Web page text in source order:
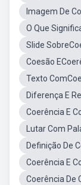
Imagem De
O Que
Slide
Coesão
Texto
Diferença E
Coerência E
Lutar Com
Definição De
Coerência E
Coerência De